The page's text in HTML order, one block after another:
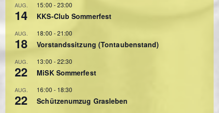
AUG.
14
15:00 -23:00
KKS-Club Sommerfest
AUG.
18
18:00 -21:00
Vorstandssitzung (Tontaubenstand)
AUG.
22
13:00 -22:30
MiSK Sommerfest
AUG.
22
16:00 - 18:30
Schützenumzug Grasleben